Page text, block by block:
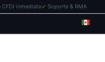
CFDI inmediata✓ Soporte & RMA